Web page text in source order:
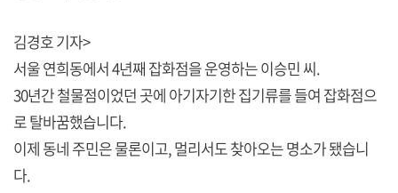
김경호 기자>
서울 연희동에서 4년째 잡화점을 운영하는 이승민 씨.
30년간 철물점이었던 곳에 아기자기한 집기류를 들여 잡화점으
로 탈바꿈했습니다.
이제 동네 주민은 물론이고, 멀리서도 찾아오는 명소가 됐습니
다.